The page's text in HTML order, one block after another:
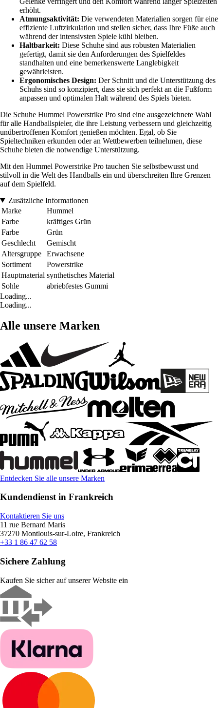
erhöht.
Atmungsaktivität: Die verwendeten Materialien sorgen für eine
effiziente Luftzirkulation und stellen sicher, dass Ihre Füße auch
während der intensivsten Spiele kühl bleiben.
Haltbarkeit: Diese Schuhe sind aus robusten Materialien
gefertigt, damit sie den Anforderungen des Spielfeldes
standhalten und eine bemerkenswerte Langlebigkeit
gewährleisten.
Ergonomisches Design: Der Schnitt und die Unterstützung des
Schuhs sind so konzipiert, dass sie sich perfekt an die Fußform
anpassen und optimalen Halt während des Spiels bieten.
Die Schuhe Hummel Powerstrike Pro sind eine ausgezeichnete Wahl
für alle Handballspieler, die ihre Leistung verbessern und gleichzeitig
unübertroffenen Komfort genießen möchten. Egal, ob Sie
Spieltechniken erkunden oder an Wettbewerben teilnehmen, diese
Schuhe bieten die notwendige Unterstützung.
Mit den Hummel Powerstrike Pro tauchen Sie selbstbewusst und
stilvoll in die Welt des Handballs ein und überschreiten Ihre Grenzen
auf dem Spielfeld.
Zusätzliche Informationen
Marke
Hummel
Farbe
kräftiges Grün
Farbe
Grün
Geschlecht
Gemischt
Altersgruppe
Erwachsene
Sortiment
Powerstrike
Hauptmaterial synthetisches Material
Sohle
abriebfestes Gummi
Loading...
Loading...
Alle unsere Marken
Entdecken Sie alle unsere Marken
Kundendienst in Frankreich
Kontaktieren Sie uns
11 rue Bernard Maris
37270 Montlouis-sur-Loire, Frankreich
+33 1 86 47 62 58
Sichere Zahlung
Kaufen Sie sicher auf unserer Website ein